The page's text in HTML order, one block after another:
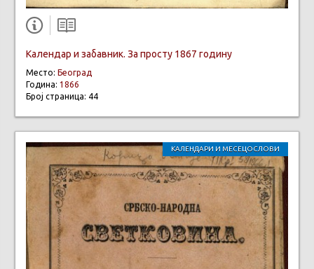
Календар и забавник. За просту 1867 годину
Место: Београд
Година: 1866
Број страница: 44
КАЛЕНДАРИ И МЕСЕЦОСЛОВИ